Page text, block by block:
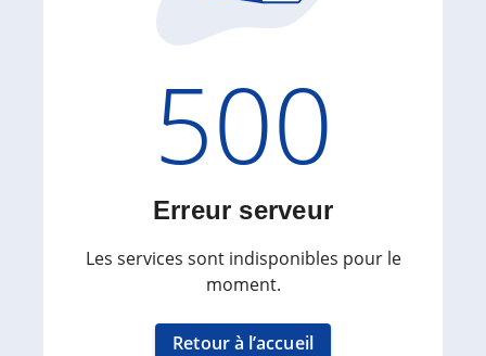
Code
500
Erreur serveur
Les services sont indisponibles pour le
moment.
Retour à l’accueil